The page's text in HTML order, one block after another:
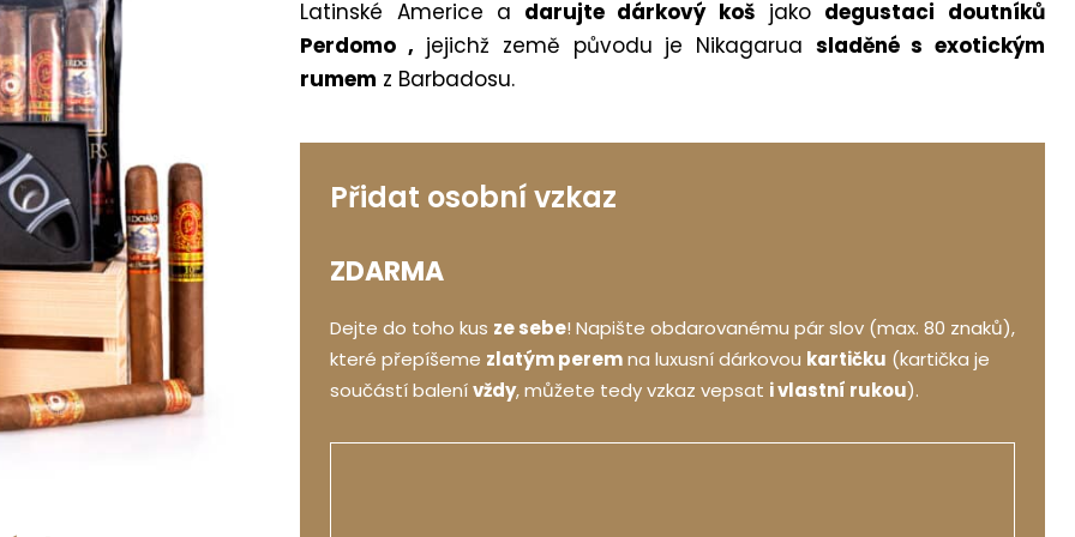
Latinské Americe a darujte dárkový koš jako degustaci doutníků
Perdomo , jejichž země původu je Nikagarua sladěné s exotickým
rumem z Barbadosu.
Přidat osobní vzkaz
ZDARMA
Dejte do toho kus ze sebe! Napište obdarovanému pár slov (max. 80 znaků),
které přepíšeme zlatým peremna luxusní dárkovou kartičku (kartička je
součástí balenívždy, můžete tedy vzkaz vepsat i vlastní rukou).